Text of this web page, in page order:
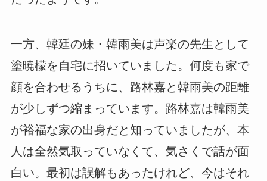
一方、韓廷の妹・韓雨美は声楽の先生として
塗暁檬を自宅に招いていました。何度も家で
顔を合わせるうちに、路林嘉と韓雨美の距離
が少しずつ縮まっています。路林嘉は韓雨美
が裕福な家の出身だと知っていましたが、本
人は全然気取っていなくて、気さくで話が面
白い。最初は誤解もあったけれど、今はそれ